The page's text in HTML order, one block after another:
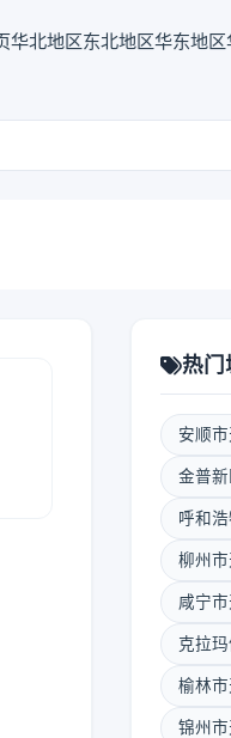
华北地区东北地区华东地区
热门
安顺
金普
呼和
柳州
咸宁
克拉
榆林
锦州